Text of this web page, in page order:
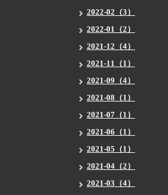
2022-02（3）
2022-01（2）
2021-12（4）
2021-11（1）
2021-09（4）
2021-08（1）
2021-07（1）
2021-06（1）
2021-05（1）
2021-04（2）
2021-03（4）